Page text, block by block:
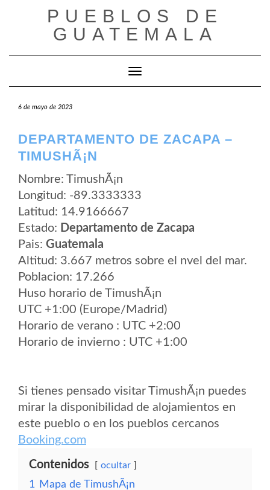
PUEBLOS DE
GUATEMALA
Cambiar modo de navegación
6 de mayo de 2023
DEPARTAMENTO DE ZACAPA –
TIMUSHÃ¡N
Nombre: TimushÃ¡n
Longitud: -89.3333333
Latitud: 14.9166667
Estado: Departamento de Zacapa
Pais: Guatemala
Altitud: 3.667 metros sobre el nvel del mar.
Poblacion: 17.266
Huso horario de TimushÃ¡n
UTC +1:00 (Europe/Madrid)
Horario de verano : UTC +2:00
Horario de invierno : UTC +1:00
Si tienes pensado visitar TimushÃ¡n puedes
mirar la disponibilidad de alojamientos en
este pueblo o en los pueblos cercanos
Booking.com
Contenidos ocultar
1
Mapa de TimushÃ¡n